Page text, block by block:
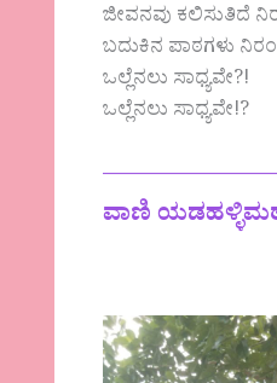
ಜೀವನವು ಕಲಿಸುತಿದೆ
ಬದುಕಿನ ಪಾಠಗಳು
ಒಲ್ಲೆನಲು ಸಾಧ್ಯವೇ?!
ಒಲ್ಲೆನಲು ಸಾಧ್ಯವೇ!?
ವಾಣಿ